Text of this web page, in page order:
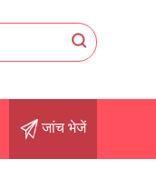
जांच भेजें